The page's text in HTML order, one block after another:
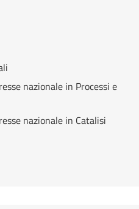
nazionale in Processi e
nazionale in Catalisi